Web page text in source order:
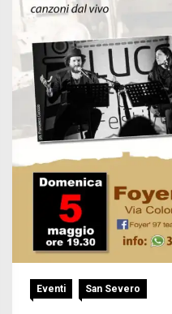
Eventi San Severo